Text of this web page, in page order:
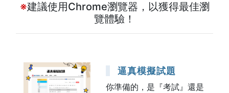
※建議使用Chrome瀏覽器，以獲得最佳瀏
覽體驗！
逼真模擬試題
你準備的，是『考試』還是